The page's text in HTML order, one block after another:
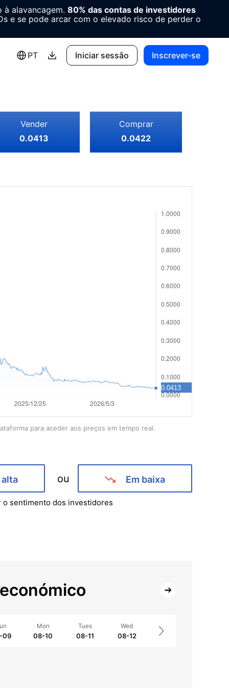
alavancagem. 80% das contas de investidores
e se pode arcar com o elevado risco de perder o
PT Iniciar sessão Inscrever-se
Vender
0.0413
Comprar
0.0422
para aceder aos preços em tempo real.
alta ou Em baixa
o sentimento dos investidores
09
Mon
08-10
Tues
08-11
Wed
08-12